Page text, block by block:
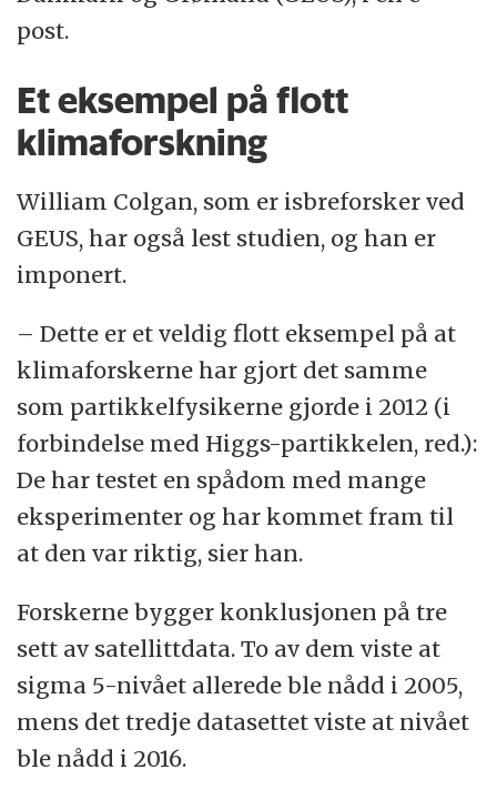
post.
Et eksempel på flott
klimaforskning
William Colgan, som er isbreforsker ved
GEUS, har også lest studien, og han er
imponert.
– Dette er et veldig flott eksempel på at
klimaforskerne har gjort det samme
som partikkelfysikerne gjorde i 2012 (i
forbindelse med Higgs-partikkelen, red.):
De har testet en spådom med mange
eksperimenter og har kommet fram til
at den var riktig, sier han.
Forskerne bygger konklusjonen på tre
sett av satellittdata. To av dem viste at
sigma 5-nivået allerede ble nådd i 2005,
mens det tredje datasettet viste at nivået
ble nådd i 2016.